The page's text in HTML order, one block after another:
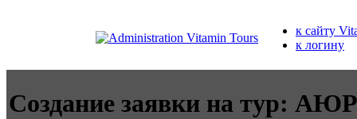
к сайту
к логину
Создание заявки на тур: